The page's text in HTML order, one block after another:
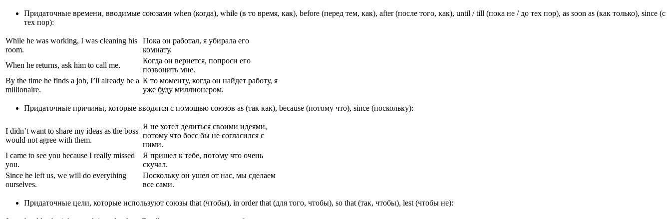
Придаточные времени, вводимые союзами when (когда), while (в то время, как), before (перед тем, как), after (после того, как), until / till (пока не / до тех пор), as soon as (как только), since (с
тех пор):
While he was working, I was cleaning his
room.
Пока он работал, я убирала его
комнату.
When he returns, ask him to call me.
Когда он вернется, попроси его
позвонить мне.
By the time he finds a job, I’ll already be a
millionaire.
К то моменту, когда он найдет работу, я
уже буду миллионером.
Придаточные причины, которые вводятся с помощью союзов as (так как), because (потому что), since (поскольку):
I didn’t want to share my ideas as the boss
would not agree with them.
Я не хотел делиться своими идеями,
потому что босс бы не согласился с
ними.
I came to see you because I really missed
you.
Я пришел к тебе, потому что очень
скучал.
Since he left us, we will do everything
ourselves.
Поскольку он ушел от нас, мы сделаем
все сами.
Придаточные цели, которые используют союзы that (чтобы), in order that (для того, чтобы), so that (так, чтобы), lest (чтобы не):